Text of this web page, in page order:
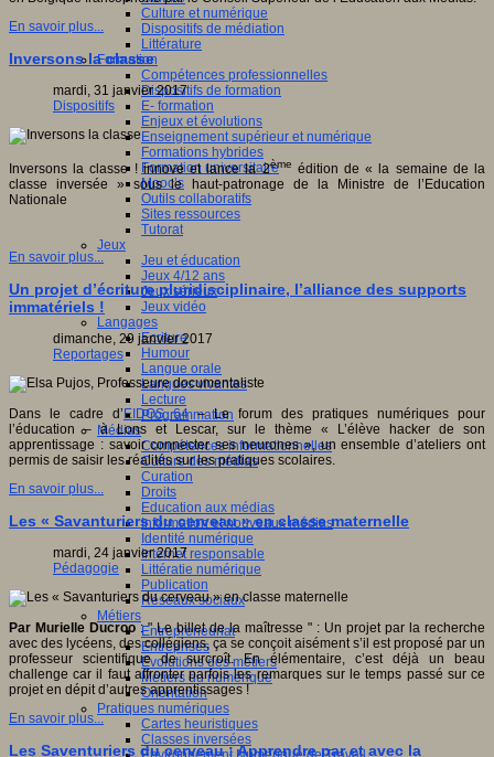
Culture et numérique
Dispositifs de médiation
Littérature
Formation
Compétences professionnelles
Dispositifs de formation
E- formation
Enjeux et évolutions
Enseignement supérieur et numérique
Formations hybrides
Formation universitaire
Mooc’s
Outils collaboratifs
Sites ressources
Tutorat
Jeux
Jeu et éducation
Jeux 4/12 ans
Jeux sérieux
Jeux vidéo
Langages
Ecriture
Humour
Langue orale
Langues vivantes
Lecture
Programmation
Médias
Compétences informationnelles
Culture des médias
Curation
Droits
Education aux médias
Information et nouveaux médias
Identité numérique
Internet responsable
Littératie numérique
Publication
Réseaux sociaux
Métiers
Entrepreneuriat
Entreprises
Evolutions des métiers
Métiers du numérique
Orientation
Pratiques numériques
Cartes heuristiques
Classes inversées
En savoir plus...
Inversons la classe
mardi, 31 janvier 2017
Dispositifs
Inversons la classe ! innove et lance la 2ème édition de « la semaine de la
classe inversée » sous le haut-patronage de la Ministre de l’Education
Nationale
En savoir plus...
Un projet d’écriture pluridisciplinaire, l’alliance des supports
immatériels !
dimanche, 29 janvier 2017
Reportages
Dans le cadre d’ EIDOS 64– Le forum des pratiques numériques pour
l’éducation – à Lons et Lescar, sur le thème « L’élève hacker de son
apprentissage : savoir connecter ses neurones », un ensemble d’ateliers ont
permis de saisir les réalités sur les pratiques scolaires.
En savoir plus...
Les « Savanturiers du cerveau » en classe maternelle
mardi, 24 janvier 2017
Pédagogie
Par Murielle Ducroo : " Le billet de la maîtresse " : Un projet par la recherche
avec des lycéens, des collégiens, ça se conçoit aisément s’il est proposé par un
professeur scientifique de surcroît. En élémentaire, c’est déjà un beau
challenge car il faut affronter parfois les remarques sur le temps passé sur ce
projet en dépit d’autres apprentissages !
En savoir plus...
Les Saventuriers du cerveau : Apprendre par et avec la